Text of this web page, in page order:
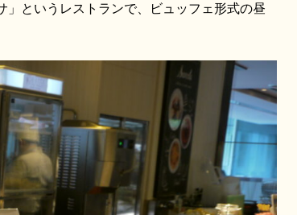
というレストランで、ビュッフェ形式の昼